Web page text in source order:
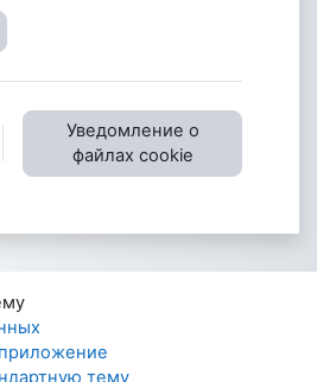
Уведомление о
файлах cookie
тему